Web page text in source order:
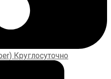
Круглосуточно